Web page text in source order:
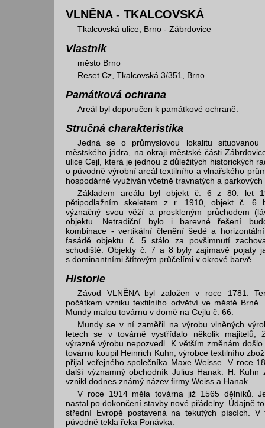
VLNĚNA - TKALCOVSKÁ
Tkalcovská ulice, Brno - Zábrdovice
Vlastník
město Brno
Reset Cz, Tkalcovská 3/351, Brno
Památková ochrana
Areál byl doporučen k památkové ochraně.
Stručná charakteristika
Jedná se o průmyslovou lokalitu situovanou
městského jádra, na okraji městské části
ulice Cejl, která je jednou z důležitých historických
o původně výrobní areál textilního a vlnařského
hospodárně využíván včetně travnatých a parkových
Základem areálu byl objekt č. 6 z 80. let
pětipodlažním skeletem z r. 1910, objekt č. 6
význačný svou věží a proskleným průchodem
objektu. Netradiční bylo i barevné řešení
kombinace - vertikální členění šedé a
fasádě objektu č. 5 stálo za povšimnutí
schodiště. Objekty č. 7 a 8 byly zajímavě pojaty
s dominantními štítovým průčelími v okrové barvě.
Historie
Závod VLNĚNA byl založen v roce 1781.
počátkem vzniku textilního odvětví ve městě Brně.
Mundy malou továrnu v domě na Cejlu č. 66.
Mundy se v ní zaměřil na výrobu vlněných
letech se v továrně vystřídalo několik majitelů,
výrazně výrobu nepozvedl. K větším změnám
továrnu koupil Heinrich Kuhn, výrobce textilního
přijal veřejného společníka Maxe Weisse. V roce
další významný obchodník Julius Hanak. H. Kuhn
vznikl dodnes známý název firmy Weiss a Hanak.
V roce 1914 měla továrna již 1565 dělníků.
nastal po dokončení stavby nové přádelny. Údajně
střední Evropě postavená na tekutých píscích. V
původně tekla řeka Ponávka.